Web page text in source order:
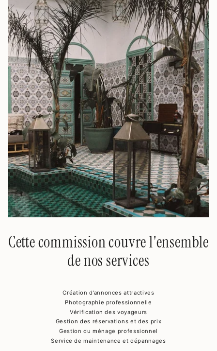
Cette commission couvre l'ensemble
de nos services
Création d’annonces attractives
Photographie professionnelle
Vérification des voyageurs
Gestion des réservations et des prix
Gestion du ménage professionnel
Service de maintenance et dépannages